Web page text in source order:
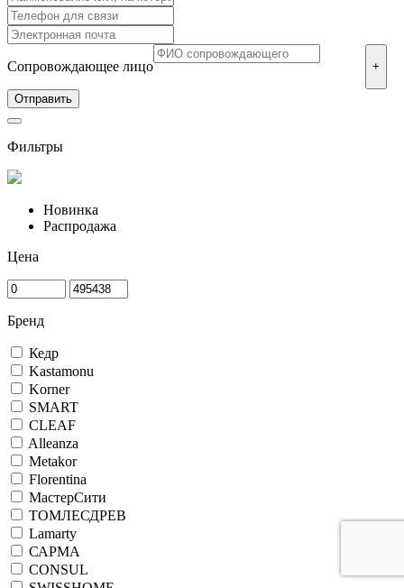
Сопровождающее лицо +
Фильтры
Новинка
Распродажа
Цена
Бренд
Кедр
Kastamonu
Korner
SMART
CLEAF
Alleanza
Metakor
Florentina
МастерСити
ТОМЛЕСДРЕВ
Lamarty
САРМА
CONSUL